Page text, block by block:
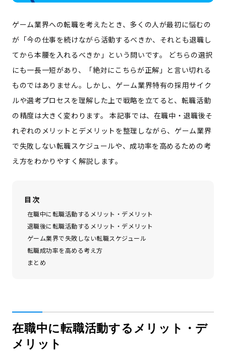
ゲーム業界への転職を考えたとき、多くの人が最初に悩むの
が「今の仕事を続けながら活動するべきか、それとも退職し
てから本腰を入れるべきか」という問いです。 どちらの選択
にも一長一短があり、「絶対にこちらが正解」と言い切れる
ものではありません。しかし、ゲーム業界特有の採用サイク
ルや選考プロセスを理解した上で戦略を立てると、転職活動
の精度は大きく変わります。 本記事では、在職中・退職後そ
れぞれのメリットとデメリットを整理しながら、ゲーム業界
で失敗しない転職スケジュールや、成功率を高めるための考
え方をわかりやすく解説します。
目次
在職中に転職活動するメリット・デメリット
退職後に転職活動するメリット・デメリット
ゲーム業界で失敗しない転職スケジュール
転職成功率を高める考え方
まとめ
在職中に転職活動するメリット・デ
メリット